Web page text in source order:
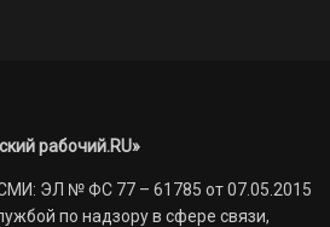
рабочий.RU»
ЭЛ № ФС 77 – 61785 от 07.05.2015
по надзору в сфере связи,